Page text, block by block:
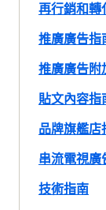
再行銷和轉
推廣廣告指
推廣廣告附
貼文內容指
品牌旗艦店
串流電視廣
技術指南